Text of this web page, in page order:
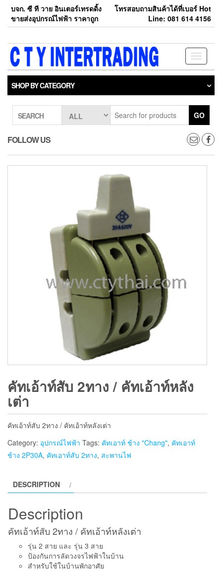
Skip
the
บจก. ซี ที วาย อินเตอร์เทรดดิ้ง
ขายส่งอุปกรณ์ไฟฟ้า ราคาถูก
โทรสอบถามสินค้าได้ที่เบอร์ Hot
Line: 081 614 4156
Toggle
SHOP BY CATEGORY
SEARCH GO
FOLLOW US
คัทเอ้าท์สับ 2ทาง / คัทเอ้าท์หลัง
เต่า
คัทเอ้าท์สับ 2ทาง / คัทเอ้าท์หลังเต่า
Category: อุปกรณ์ไฟฟ้า Tags: คัทเอาท์ ช้าง "Chang", คัทเอาท์
ช้าง 2P30A, คัทเอาท์สับ 2ทาง, สะพานไฟ
DESCRIPTION
Description
คัทเอ้าท์สับ 2ทาง / คัทเอ้าท์หลังเต่า
รุ่น 2 สาย และ รุ่น 3 สาย
ป้องกันการลัดวงจรไฟฟ้าในบ้าน
สำหรับใช้ในบ้านพักอาศัย